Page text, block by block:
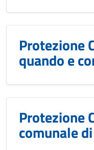
Protezione
quando e
Protezione
comunale